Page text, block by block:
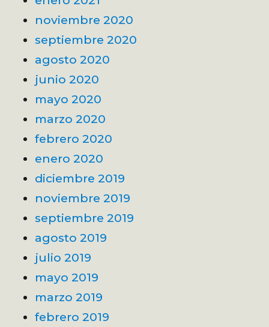
noviembre 2020
septiembre 2020
agosto 2020
junio 2020
mayo 2020
marzo 2020
febrero 2020
enero 2020
diciembre 2019
noviembre 2019
septiembre 2019
agosto 2019
julio 2019
mayo 2019
marzo 2019
febrero 2019